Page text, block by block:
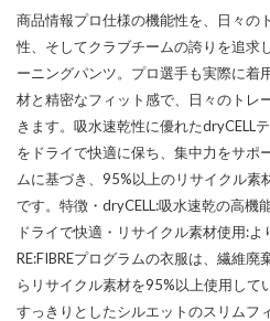
商品情報プロ仕様の機能性を、日々の
性、そしてクラブチームの誇りを追求
ーニングパンツ。プロ選手も実際に着
材と精密なフィット感で、日々のトレ
きます。吸水速乾性に優れたdryCELL
をドライで快適に保ち、集中力をサポ
ムに基づき、95%以上のリサイクル素
です。特徴・dryCELL:吸水速乾の高機
ドライで快適・リサイクル素材使用:よ
RE:FIBREプログラムの衣服は、繊維
らリサイクル素材を95%以上使用して
すっきりとしたシルエットのスリムフ